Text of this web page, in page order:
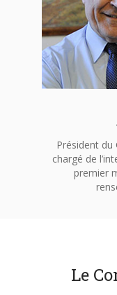
Président du
chargé de
premier
Le